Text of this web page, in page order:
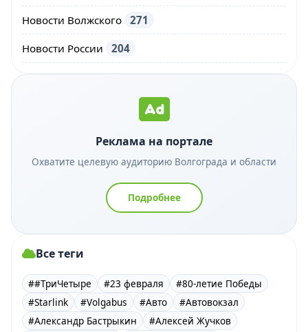
Новости Волжского 271
Новости России 204
Реклама на портале
Охватите целевую аудиторию Волгограда и области
Подробнее
Все теги
##ТриЧетыре #23 февраля
#80-летие Победы
#Starlink
#Volgabus #Авто
#Автовокзал
#Александр Бастрыкин
#Алексей Жучков